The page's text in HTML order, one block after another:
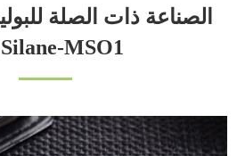
الصناعة ذات الصلة
من Silane-MSO1